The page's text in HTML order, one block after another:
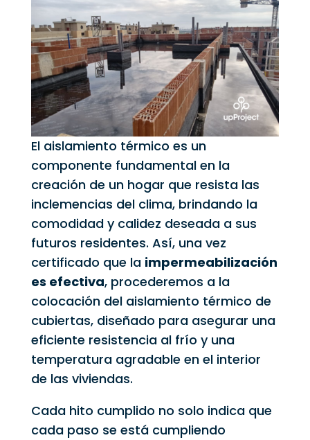
El aislamiento térmico es un
componente fundamental en la
creación de un hogar que resista las
inclemencias del clima, brindando la
comodidad y calidez deseada a sus
futuros residentes. Así, una vez
certificado que la impermeabilización
es efectiva, procederemos a la
colocación del aislamiento térmico de
cubiertas, diseñado para asegurar una
eficiente resistencia al frío y una
temperatura agradable en el interior
de las viviendas.
Cada hito cumplido no solo indica que
cada paso se está cumpliendo